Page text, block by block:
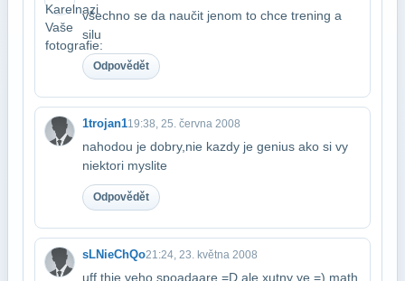
všechno se da naučit jenom to chce trening a
silu
Odpovědět
1trojan119:38, 25. června 2008
nahodou je dobry,nie kazdy je genius ako si vy
niektori myslite
Odpovědět
sLNieChQo21:24, 23. května 2008
uff thie yeho spoadaare =D ale xutny ye =) math